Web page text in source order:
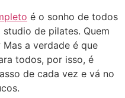
é o sonho de todos
de pilates. Quem
Mas a verdade é que
todos, por isso, é
de cada vez e vá no